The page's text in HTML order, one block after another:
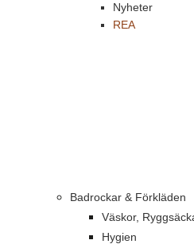
Nyheter
REA
Badrockar & Förkläden
Väskor,
Hygien